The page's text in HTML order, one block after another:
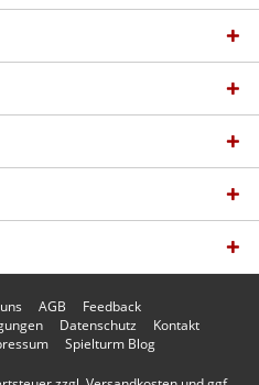
AGB
Feedback
Datenschutz
Kontakt
Spielturm Blog